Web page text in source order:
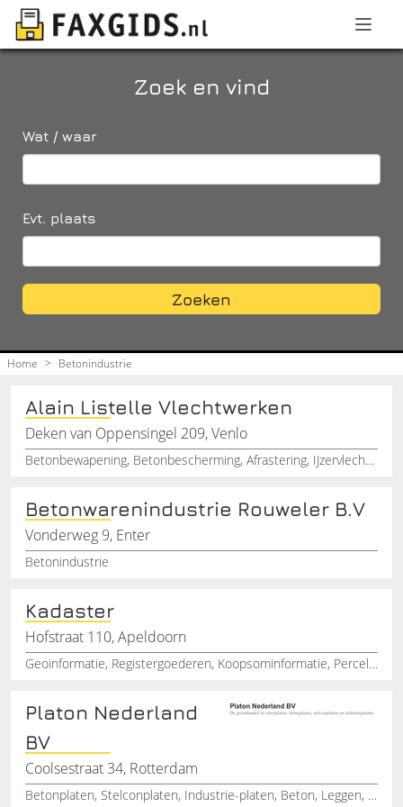
Zoek en vind
Wat / waar
Evt. plaats
Zoeken
Home > Betonindustrie
Alain Listelle Vlechtwerken
Deken van Oppensingel 209, Venlo
Betonbewapening, Betonbescherming, Afrastering, IJzervlechten, Betonvlechten, Prefab vlechtwerk, Fundament
Betonwarenindustrie Rouweler B.V
Vonderweg 9, Enter
Betonindustrie
Kadaster
Hofstraat 110, Apeldoorn
Geoinformatie, Registergoederen, Koopsominformatie, Percelen, Woningen, Hypotheken, Apeldoorn, Gelderland
Platon Nederland
BV
Coolsestraat 34, Rotterdam
Betonplaten, Stelconplaten, Industrie-platen, Beton, Leggen, Vloerplaten, Leveren, Egaliseren, Prefab, Elementen